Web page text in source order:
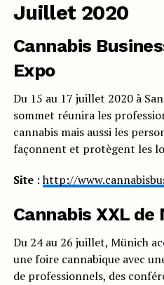
Juillet 2020
Cannabis
Expo
Du 15 au 17 juillet 2020 à
sommet réunira les
cannabis mais aussi les
façonnent et protègent les
Site:http://
Cannabis XXL de
Du 24 au 26 juillet, Münich
une foire cannabique avec
de professionnels, des